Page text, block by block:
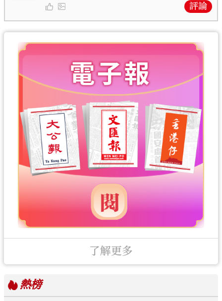
評論
了解更多
熱榜